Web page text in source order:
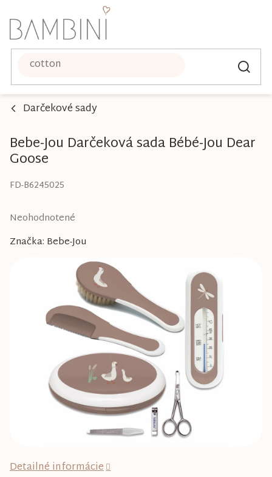
na
obsah
Darčekové sady
Bebe-Jou Darčeková sada Bébé-Jou Dear
Goose
FD-B6245025
Priemerné
produktu
hviezdičiek.
Neohodnotené
Značka: Bebe-Jou
Detailné informácie